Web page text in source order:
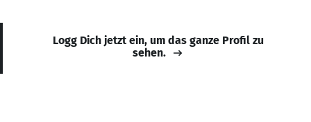
Logg Dich jetzt ein, um das ganze Profil zu
sehen.